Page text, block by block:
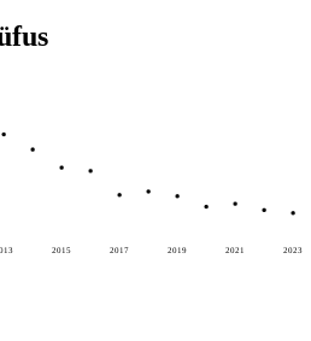
2015 2017 2019 2021 2023